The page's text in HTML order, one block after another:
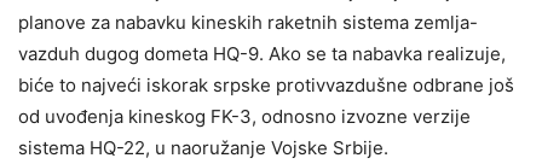
planove za nabavku kineskih raketnih sistema zemlja-
vazduh dugog dometa HQ-9. Ako se ta nabavka realizuje,
biće to najveći iskorak srpske protivvazdušne odbrane još
od uvođenja kineskog FK-3, odnosno izvozne verzije
sistema HQ-22, u naoružanje Vojske Srbije.